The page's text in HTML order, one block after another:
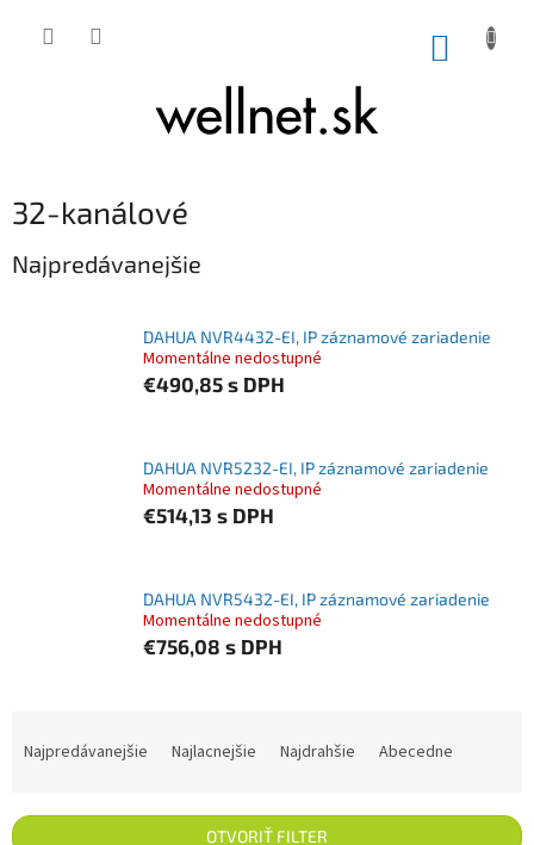
32-kanálové
Najpredávanejšie
DAHUA NVR4432-EI, IP záznamové zariadenie
Momentálne nedostupné
€490,85 s DPH
DAHUA NVR5232-EI, IP záznamové zariadenie
Momentálne nedostupné
€514,13 s DPH
DAHUA NVR5432-EI, IP záznamové zariadenie
Momentálne nedostupné
€756,08 s DPH
Najpredávanejšie Najlacnejšie Najdrahšie Abecedne
OTVORIŤ FILTER